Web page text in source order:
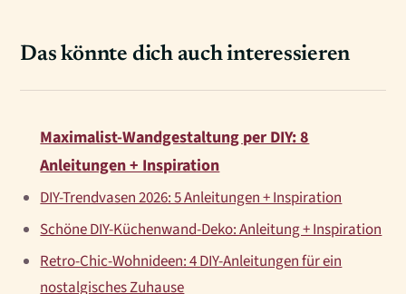
Das könnte dich auch interessieren
Maximalist-Wandgestaltung per DIY: 8
Anleitungen + Inspiration
DIY-Trendvasen 2026: 5 Anleitungen + Inspiration
Schöne DIY-Küchenwand-Deko: Anleitung + Inspiration
Retro-Chic-Wohnideen: 4 DIY-Anleitungen für ein
nostalgisches Zuhause